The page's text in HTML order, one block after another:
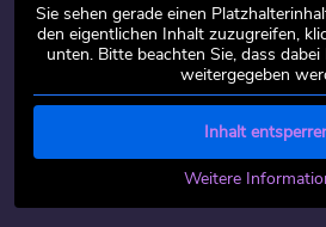
Sie sehen gerade einen
den eigentlichen Inhalt zuzugreifen,
unten. Bitte beachten Sie, dass
weitergegeben
Inhalt
Weitere